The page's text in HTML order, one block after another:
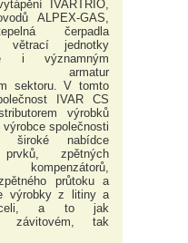
IVARTRIO,
ALPEX-GAS,
čerpadla
větrací jednotky
i významným
armatur
sektoru. V tomto
IVAR CS
výrobků
výrobce společnosti
široké nabídce
zpětných
průtoku a
výrobky z litiny a
a to jak
závitovém, tak